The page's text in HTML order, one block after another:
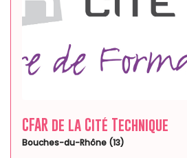
CFAR de la Cité Technique
Bouches-du-Rhône (13)